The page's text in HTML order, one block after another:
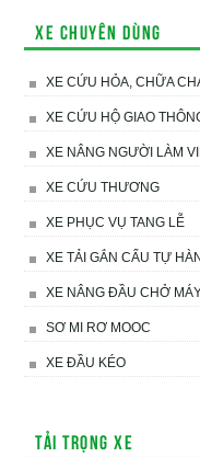
Xe chuyên dùng
XE CỨU HỎA, CHỮA
XE CỨU HỘ GIAO
XE NÂNG NGƯỜI LÀM
XE CỨU THƯƠNG
XE PHỤC VỤ TANG LỄ
XE TẢI GẮN CẨU TỰ
XE NÂNG ĐẦU CHỞ
SƠ MI RƠ MOOC
XE ĐẦU KÉO
Tải trọng xe